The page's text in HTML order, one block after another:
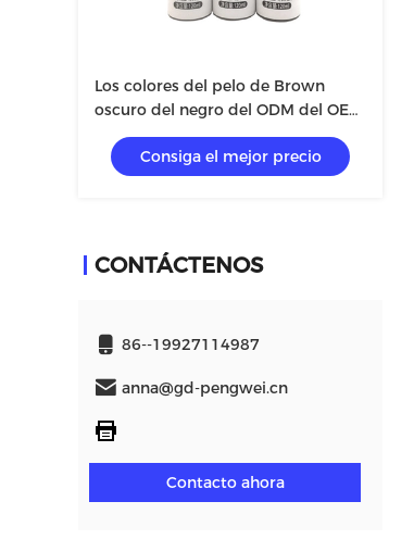
Los colores del pelo de Brown
oscuro del negro del ODM del OEM
rocían el espray temporal 40*140m
m del color de la raíz del pelo
Consiga el mejor precio
CONTÁCTENOS
86--19927114987
anna@gd-pengwei.cn
Contacto ahora